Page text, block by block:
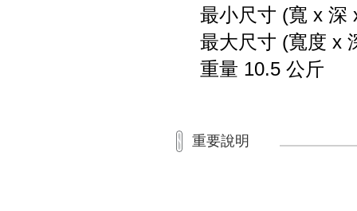
最小尺寸 (寬 x 深
最大尺寸 (寬度 x
重量 10.5 公斤
重要說明